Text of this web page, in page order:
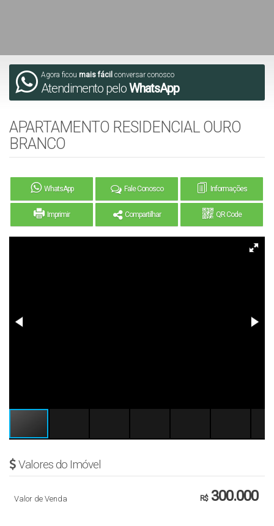
Agora ficou mais fácil conversar conosco
Atendimento peloWhatsApp
APARTAMENTO RESIDENCIAL OURO
BRANCO
WhatsApp Fale Conosco Informações
Imprimir Compartilhar QR Code
Valores do Imóvel
R$300.000
Valor de Venda